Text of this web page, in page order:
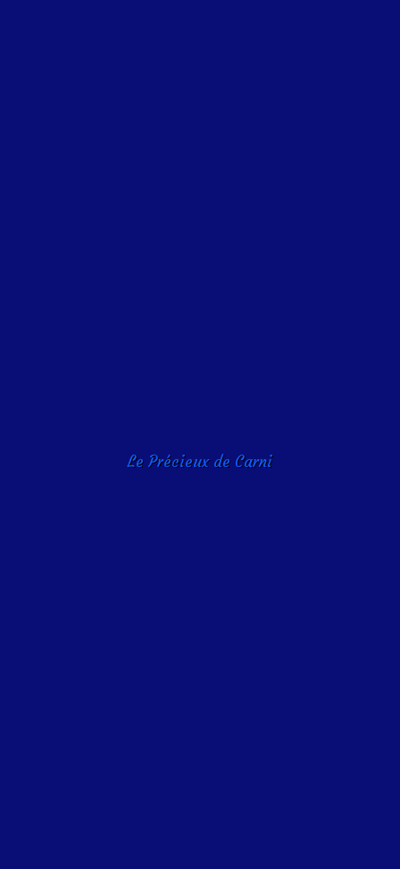
Le Précieux de Carni